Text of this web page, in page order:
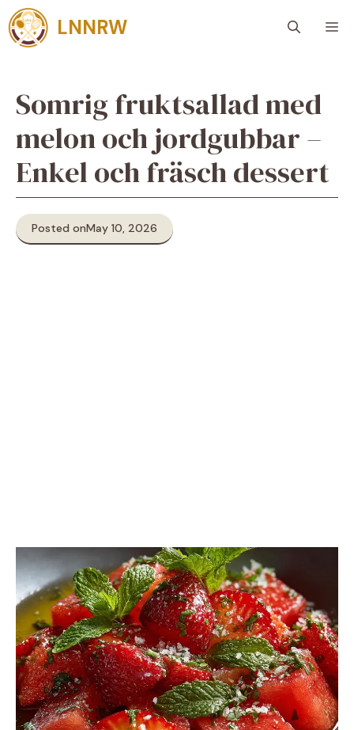
Skip
to
content
LNNRW
Somrig fruktsallad med
melon och jordgubbar –
Enkel och fräsch dessert
Posted onMay 10, 2026